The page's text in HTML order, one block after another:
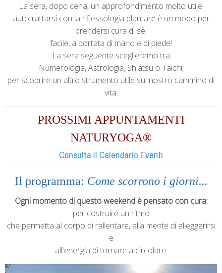
La sera, dopo cena, un approfondimento molto utile:
autotrattarsi con la riflessologia plantare è un modo per
prendersi cura di sè,
facile, a portata di mano e di piede!
La sera seguente sceglieremo tra
Numerologia, Astrologia, Shiatsu o Taichi,
per scoprire un altro strumento utile sul nostro cammino di
vita.
PROSSIMI APPUNTAMENTI
NATURYOGA®
Consulta il Calendario Eventi
Il programma: Come scorrono i giorni...
Ogni momento di questo weekend è pensato con cura:
per costruire un ritmo
che permetta al corpo di rallentare, alla mente di alleggerirsi
e
all'energia di tornare a circolare.